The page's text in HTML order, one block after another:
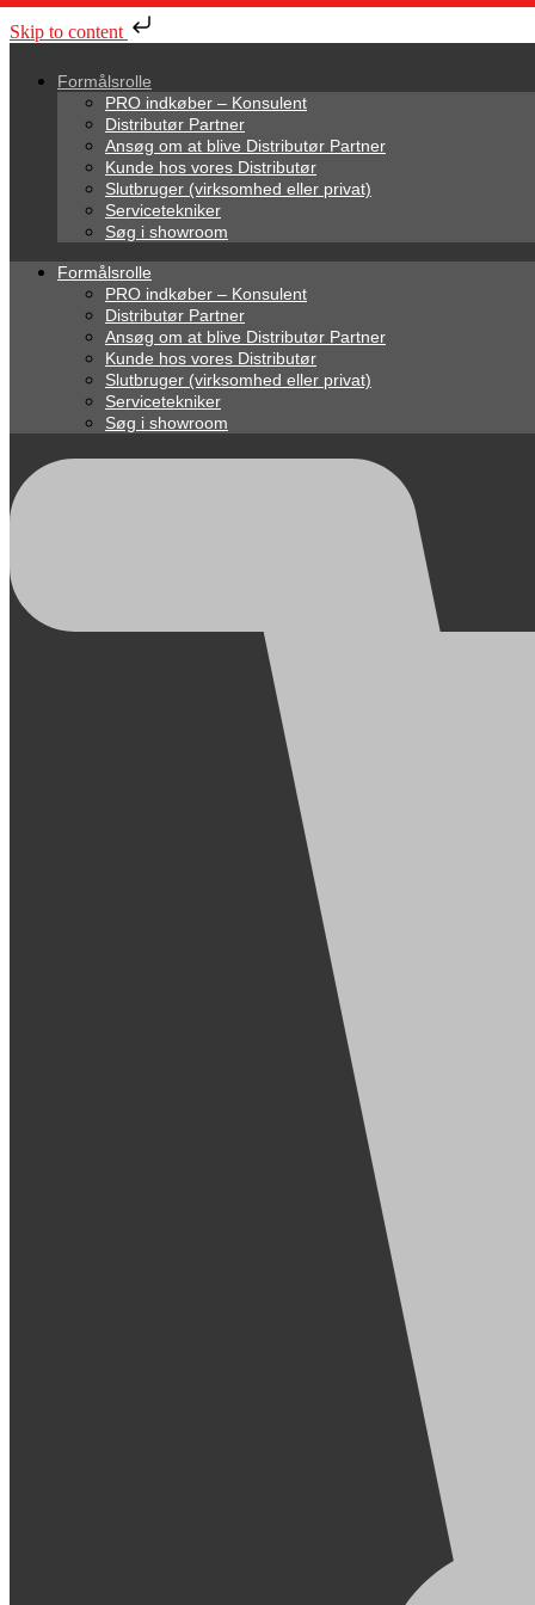
Skip to content
Formålsrolle
PRO indkøber – Konsulent
Distributør Partner
Ansøg om at blive Distributør Partner
Kunde hos vores Distributør
Slutbruger (virksomhed eller privat)
Servicetekniker
Søg i showroom
Formålsrolle
PRO indkøber – Konsulent
Distributør Partner
Ansøg om at blive Distributør Partner
Kunde hos vores Distributør
Slutbruger (virksomhed eller privat)
Servicetekniker
Søg i showroom